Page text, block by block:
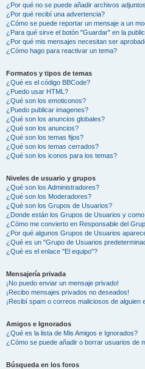
¿Por qué no se puede añadir archivos
¿Por qué recibí una advertencia?
¿Cómo se puede reportar un mensaje a un
¿Para qué sirve el botón "Guardar" en la
¿Por qué mis mensajes necesitan ser
¿Cómo hago para reactivar un tema?
Formatos y tipos de temas
¿Qué es el código BBCode?
¿Puedo usar HTML?
¿Qué son los emoticonos?
¿Puedo publicar imagenes?
¿Qué son los anuncios globales?
¿Qué son los anuncios?
¿Qué son los temas fijos?
¿Qué son los temas cerrados?
¿Qué son los iconos para los temas?
Niveles de usuario y grupos
¿Qué son los Administradores?
¿Qué son los Moderadores?
¿Qué son los Grupos de Usuarios?
¿Donde están los Grupos de Usuarios y
¿Cómo me convierto en Responsable del
¿Por qué algunos Grupos de Usuarios
¿Qué es un "Grupo de Usuarios
¿Qué es el enlace "El equipo"?
Mensajería privada
¡No puedo enviar un mensaje privado!
¡Recibo mensajes privados no deseados!
¡Recibí spam o correos maliciosos de alguien
Amigos e Ignorados
¿Qué es la lista de Mis Amigos e Ignorados?
¿Cómo se puede añadir o borrar usuarios de
Búsqueda en los foros